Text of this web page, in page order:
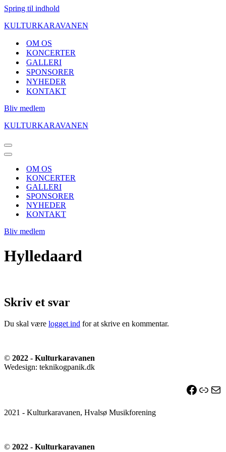
Spring til indhold
KULTURKARAVANEN
OM OS
KONCERTER
GALLERI
SPONSORER
NYHEDER
KONTAKT
Bliv medlem
KULTURKARAVANEN
Navigation
menu
Navigation
OM OS
KONCERTER
GALLERI
SPONSORER
NYHEDER
KONTAKT
Bliv medlem
Hylledaard
Skriv et svar
Du skal være logget ind for at skrive en kommentar.
© 2022 - Kulturkaravanen
Wedesign: teknikogpanik.dk
Link
2021 - Kulturkaravanen, Hvalsø Musikforening
© 2022 - Kulturkaravanen